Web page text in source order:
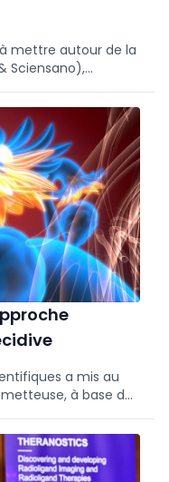
mettre autour de la
Sciensano),
quand même
côté du secteur
a mis au
à base de